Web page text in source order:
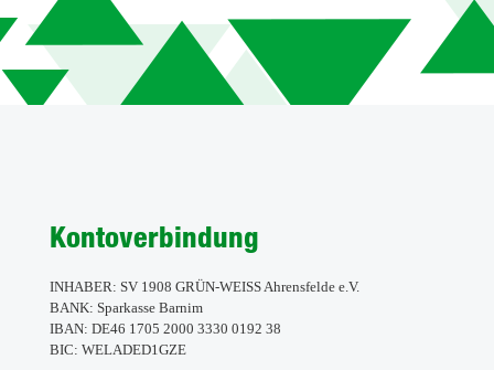
Kontoverbindung
INHABER: SV 1908 GRÜN-WEISS Ahrensfelde e.V.
BANK: Sparkasse Barnim
IBAN: DE46 1705 2000 3330 0192 38
BIC: WELADED1GZE